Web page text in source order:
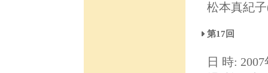
松本真紀子
第17回
日 時: